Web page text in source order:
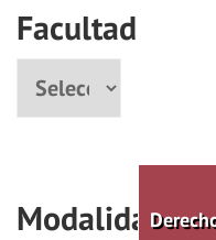
Facultad
Modalidad